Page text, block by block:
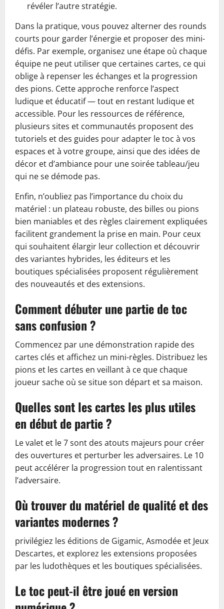
révéler l’autre stratégie.
Dans la pratique, vous pouvez alterner des rounds
courts pour garder l’énergie et proposer des mini-
défis. Par exemple, organisez une étape où chaque
équipe ne peut utiliser que certaines cartes, ce qui
oblige à repenser les échanges et la progression
des pions. Cette approche renforce l’aspect
ludique et éducatif — tout en restant ludique et
accessible. Pour les ressources de référence,
plusieurs sites et communautés proposent des
tutoriels et des guides pour adapter le toc à vos
espaces et à votre groupe, ainsi que des idées de
décor et d’ambiance pour une soirée tableau/jeu
qui ne se démode pas.
Enfin, n’oubliez pas l’importance du choix du
matériel : un plateau robuste, des billes ou pions
bien maniables et des règles clairement expliquées
facilitent grandement la prise en main. Pour ceux
qui souhaitent élargir leur collection et découvrir
des variantes hybrides, les éditeurs et les
boutiques spécialisées proposent régulièrement
des nouveautés et des extensions.
Comment débuter une partie de toc
sans confusion ?
Commencez par une démonstration rapide des
cartes clés et affichez un mini-règles. Distribuez les
pions et les cartes en veillant à ce que chaque
joueur sache où se situe son départ et sa maison.
Quelles sont les cartes les plus utiles
en début de partie ?
Le valet et le 7 sont des atouts majeurs pour créer
des ouvertures et perturber les adversaires. Le 10
peut accélérer la progression tout en ralentissant
l’adversaire.
Où trouver du matériel de qualité et des
variantes modernes ?
privilégiez les éditions de Gigamic, Asmodée et Jeux
Descartes, et explorez les extensions proposées
par les ludothèques et les boutiques spécialisées.
Le toc peut-il être joué en version